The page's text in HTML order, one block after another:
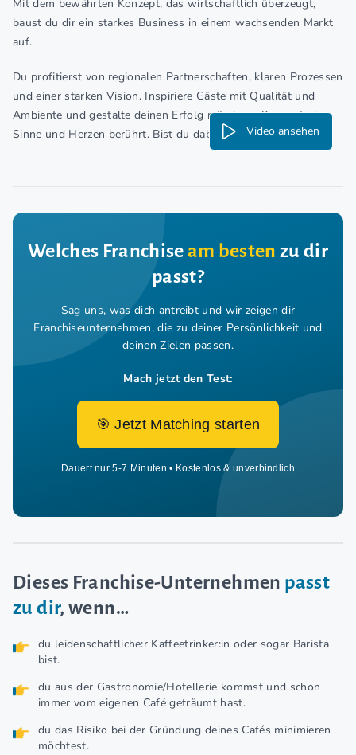
Mit dem bewährten Konzept, das wirtschaftlich überzeugt,
baust du dir ein starkes Business in einem wachsenden Markt
auf.
Du profitierst von regionalen Partnerschaften, klaren Prozessen
und einer starken Vision. Inspiriere Gäste mit Qualität und
Ambiente und gestalte deinen Erfolg mit einem Konzept, das
Sinne und Herzen berührt. Bist du dabei?
Video ansehen
Welches Franchiseam besten zu dir
passt?
Sag uns, was dich antreibt und wir zeigen dir
Franchiseunternehmen, die zu deiner Persönlichkeit und
deinen Zielen passen.
Mach jetzt den Test:
🎯 Jetzt Matching starten
Dauert nur 5-7 Minuten • Kostenlos & unverbindlich
Dieses Franchise-Unternehmen passt
zu dir, wenn…
du leidenschaftliche:r Kaffeetrinker:in oder sogar Barista
bist.
du aus der Gastronomie/Hotellerie kommst und schon
immer vom eigenen Café geträumt hast.
du das Risiko bei der Gründung deines Cafés minimieren
möchtest.